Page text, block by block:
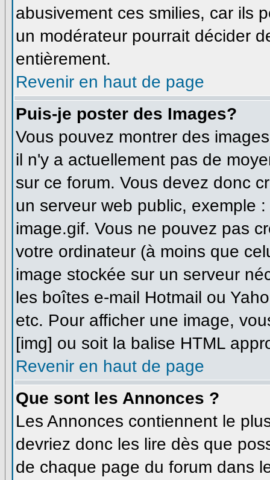
abusivement ces smilies, car ils
un modérateur pourrait décider
entièrement.
Revenir en haut de page
Puis-je poster des Images?
Vous pouvez montrer des
il n'y a actuellement pas de
sur ce forum. Vous devez donc
un serveur web public, exemple
image.gif. Vous ne pouvez pas
votre ordinateur (à moins que
image stockée sur un serveur
les boîtes e-mail Hotmail ou
etc. Pour afficher une image,
[img] ou soit la balise HTML
Revenir en haut de page
Que sont les Annonces ?
Les Annonces contiennent le
devriez donc les lire dès que
de chaque page du forum dans